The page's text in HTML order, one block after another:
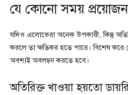
যে কোনো সময় প্রয়োজন
যদিও এলোভেরা অনেক উপকারী, কিন্তু
করলে তা ক্ষতিকর হতে পারে। বিশেষ
অবশ্যই অবলম্বন করতে হবে।
অতিরিক্ত খাওয়া হয়তো